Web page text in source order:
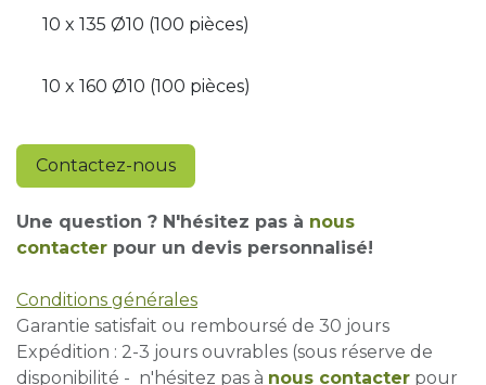
10 x 135 Ø10 (100 pièces)
10 x 160 Ø10 (100 pièces)
Contactez-nous
Une question ? N'hésitez pas à nous
contacter pour un devis personnalisé!
Conditions générales
Garantie satisfait ou remboursé de 30 jours
Expédition : 2-3 jours ouvrables (sous réserve de
disponibilité - n'hésitez pas à nous contacter pour